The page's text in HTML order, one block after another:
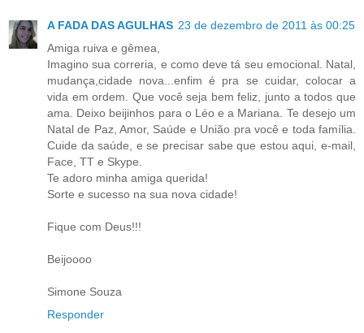
A FADA DAS AGULHAS 23 de dezembro de 2011 às 00:25
Amiga ruiva e gêmea,
Imagino sua correria, e como deve tá seu emocional. Natal,
mudança,cidade nova...enfim é pra se cuidar, colocar a
vida em ordem. Que você seja bem feliz, junto a todos que
ama. Deixo beijinhos para o Léo e a Mariana. Te desejo um
Natal de Paz, Amor, Saúde e União pra você e toda família.
Cuide da saúde, e se precisar sabe que estou aqui, e-mail,
Face, TT e Skype.
Te adoro minha amiga querida!
Sorte e sucesso na sua nova cidade!
Fique com Deus!!!
Beijoooo
Simone Souza
Responder